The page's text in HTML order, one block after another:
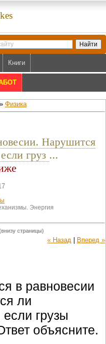
Книги
» Физика
Нарушится
груз ...
Энергия
страницы)
« Назад
Вперед »
в равновесии
ли
грузы
объясните.